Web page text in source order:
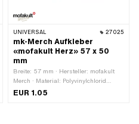
UNIVERSAL 27025
mk-Merch Aufkleber
«mofakult Herz» 57 x 50
mm
Breite: 57 mm · Hersteller: mofakult
Merch · Material: Polyvinylchlorid
(PVC) · Verwendungsort: Universal ·
EUR 1.05